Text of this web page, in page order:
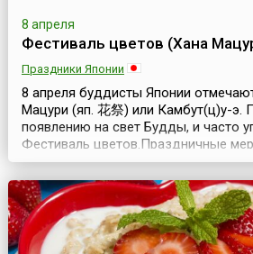
8 апреля
Фестиваль цветов (Хана
Праздники Японии
8 апреля буддисты Японии
Мацури (яп. 花祭) или Камбут(ц)у-э.
появлению на свет Будды, и часто
Фестиваль цветов.Праздничные
посвящённые Дню Рождения
мировых религий, были известны
эры, хотя популярность приобрели
19 века.Все церемониальные
этот ден...